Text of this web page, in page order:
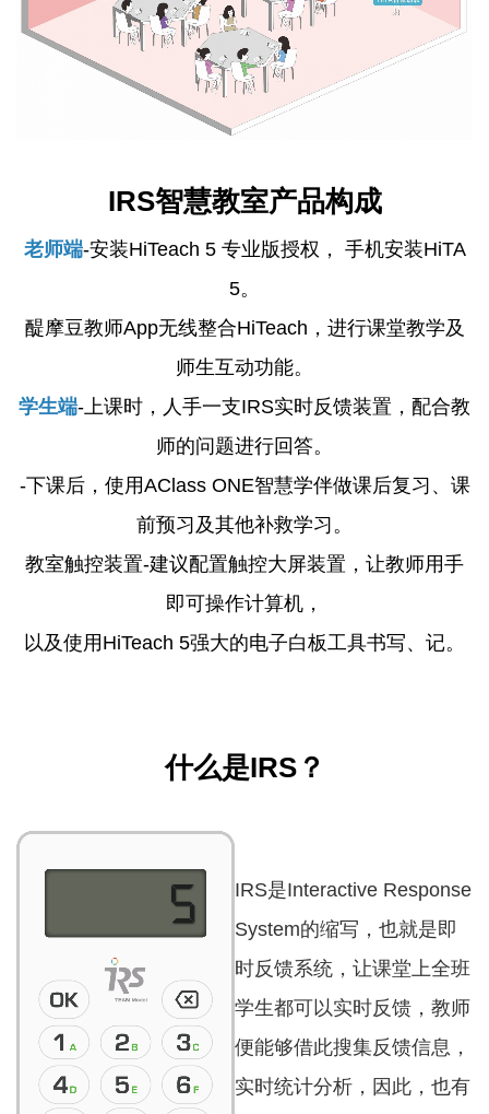
IRS智慧教室产品构成
老师端-安装HiTeach 5 专业版授权， 手机安装HiTA
5。
醍摩豆教师App无线整合HiTeach，进行课堂教学及
师生互动功能。
学生端-上课时，人手一支IRS实时反馈装置，配合教
师的问题进行回答。
-下课后，使用AClass ONE智慧学伴做课后复习、课
前预习及其他补救学习。
教室触控装置-建议配置触控大屏装置，让教师用手
即可操作计算机，
以及使用HiTeach 5强大的电子白板工具书写、记。
什么是IRS？
IRS是Interactive Response
System的缩写，也就是即
时反馈系统，让课堂上全班
学生都可以实时反馈，教师
便能够借此搜集反馈信息，
实时统计分析，因此，也有